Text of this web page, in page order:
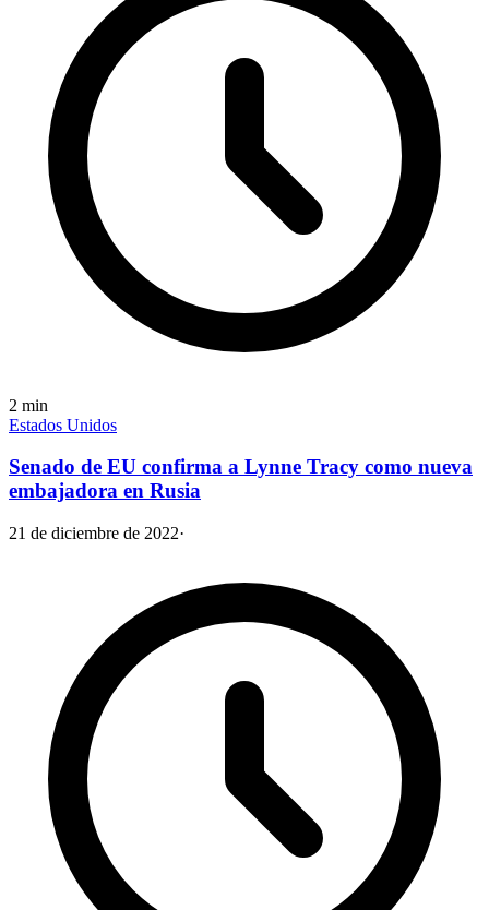
2 min
Estados Unidos
Senado de EU confirma a Lynne Tracy como nueva
embajadora en Rusia
21 de diciembre de 2022·